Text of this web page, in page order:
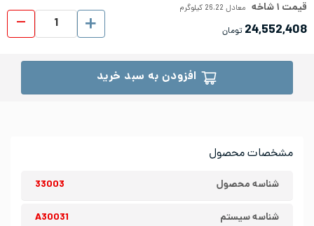
مشخصات محصول
شناسه محصول 33003
شناسه سیستم A30031
قیمت ۱شاخه معادل26.22 کیلوگرم
24,552,408 تومان
افزودن به سبد خرید